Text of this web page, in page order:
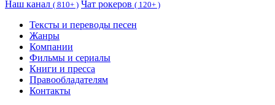
Наш канал ( 810+ ) Чат рокеров ( 120+ )
Тексты и переводы песен
Жанры
Компании
Фильмы и сериалы
Книги и пресса
Правообладателям
Контакты